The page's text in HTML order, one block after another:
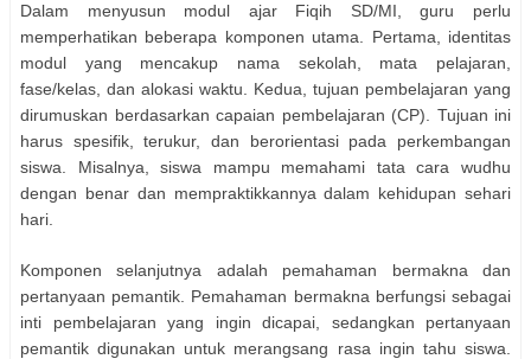
Dalam menyusun modul ajar Fiqih SD/MI, guru perlu
memperhatikan beberapa komponen utama. Pertama, identitas
modul yang mencakup nama sekolah, mata pelajaran,
fase/kelas, dan alokasi waktu. Kedua, tujuan pembelajaran yang
dirumuskan berdasarkan capaian pembelajaran (CP). Tujuan ini
harus spesifik, terukur, dan berorientasi pada perkembangan
siswa. Misalnya, siswa mampu memahami tata cara wudhu
dengan benar dan mempraktikkannya dalam kehidupan sehari
hari.
Komponen selanjutnya adalah pemahaman bermakna dan
pertanyaan pemantik. Pemahaman bermakna berfungsi sebagai
inti pembelajaran yang ingin dicapai, sedangkan pertanyaan
pemantik digunakan untuk merangsang rasa ingin tahu siswa.